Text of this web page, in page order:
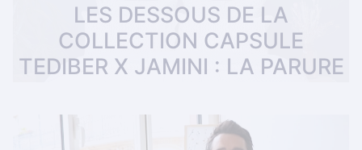
LES DESSOUS DE LA
COLLECTION CAPSULE
TEDIBER X JAMINI : LA PARURE